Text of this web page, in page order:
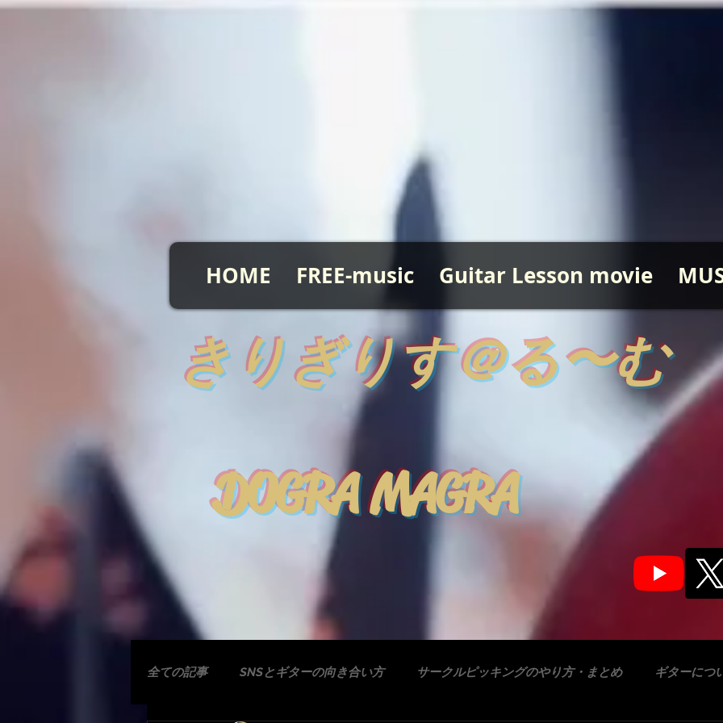
HOME FREE-music Guitar Lesson movie
全ての記事 SNSとギターの向き合い方 サークルピッキングのやり方・まとめ ギターにつ
きりぎりす＠る〜む
DOGRA MAGRA